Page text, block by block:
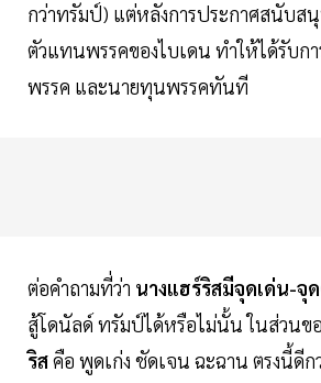
กว่าทรัมป์) แต่หลังการประกาศสนับส
ตัวแทนพรรคของไบเดน ทำให้ได้รับก
พรรค และนายทุนพรรคทันที
ต่อคำถามที่ว่า นางแฮร์ริสมีจุดเด่น-จุ
สู้โดนัลด์ ทรัมป์ได้หรือไม่นั้น ในส่วนข
ริสคือ พูดเก่ง ชัดเจน ฉะฉาน ตรงนี้ดีก